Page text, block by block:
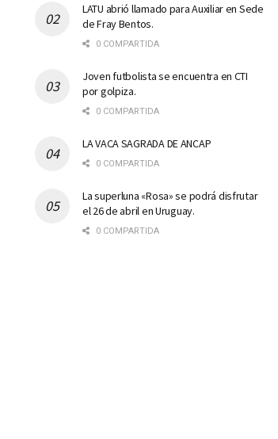
LATU abrió llamado para Auxiliar en Sede
de Fray Bentos.
0 COMPARTIDA
Joven futbolista se encuentra en CTI
por golpiza.
0 COMPARTIDA
LA VACA SAGRADA DE ANCAP
0 COMPARTIDA
La superluna «Rosa» se podrá disfrutar
el 26 de abril en Uruguay.
0 COMPARTIDA